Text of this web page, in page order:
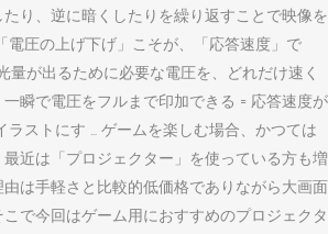
り、逆に暗くしたりを繰り返すことで映像を
電圧の上げ下げ」こそが、「応答速度」で
量が出るために必要な電圧を、どれだけ速く
瞬で電圧をフルまで印加できる = 応答速度が
ラストにす … ゲームを楽しむ場合、かつては
近は「プロジェクター」を使っている方も増
は手軽さと比較的低価格でありながら大画面
で今回はゲーム用におすすめのプロジェクタ